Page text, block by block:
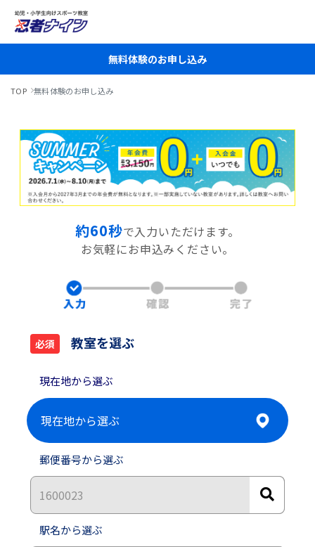
無料体験のお申し込み
TOP 無料体験のお申し込み
約60秒で入力いただけます。
お気軽にお申込みください。
必須 教室を選ぶ
現在地から選ぶ
郵便番号から選ぶ
駅名から選ぶ